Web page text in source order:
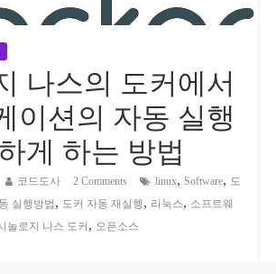
나스의 도커에서
이션의 자동 실행
게 하는 방법
코드도사 2 Comments linux, Software, 도
실행방법 , 도커 자동 재실행, 리눅스, 소프트웨
놀로지 나스 도커 , 오픈소스